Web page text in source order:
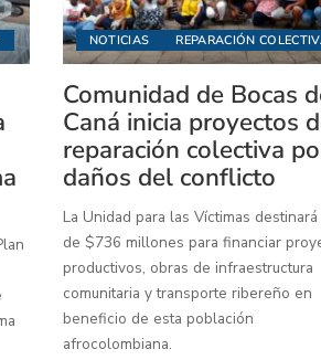
NOTICIAS REPARACIÓN
Comunidad de Bocas
Caná inicia proyectos
reparación colectiva
daños del conflicto
La Unidad para las Víctimas destinará
de $736 millones para financiar
productivos, obras de infraestructura
comunitaria y transporte ribereño en
beneficio de esta población
afrocolombiana.